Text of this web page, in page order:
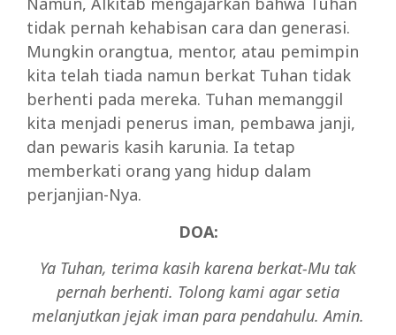
tidak pernah kehabisan cara dan generasi.
Mungkin orangtua, mentor, atau pemimpin
kita telah tiada namun berkat Tuhan tidak
berhenti pada mereka. Tuhan memanggil
kita menjadi penerus iman, pembawa janji,
dan pewaris kasih karunia. Ia tetap
memberkati orang yang hidup dalam
perjanjian-Nya.
DOA:
Ya Tuhan, terima kasih karena berkat-Mu tak
pernah berhenti. Tolong kami agar setia
melanjutkan jejak iman para pendahulu. Amin.